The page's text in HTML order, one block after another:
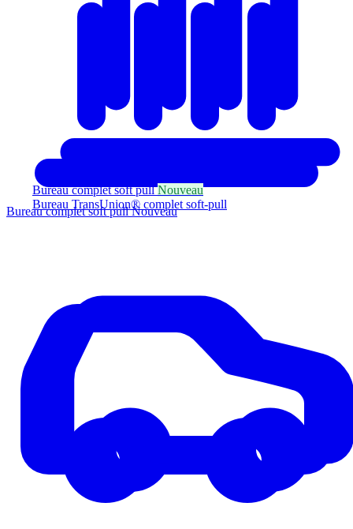
Bureau complet soft pullNouveau
Bureau TransUnion® complet soft-pull
Bureau complet soft pullNouveau